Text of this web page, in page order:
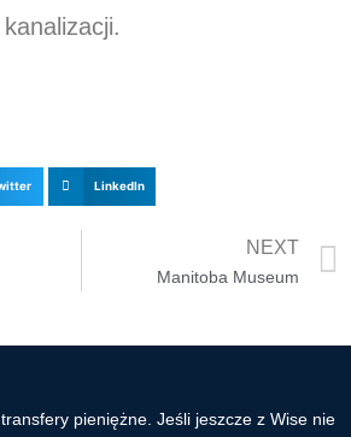
LinkedIn
NEXT
Manitoba Museum
pieniężne. Jeśli jeszcze z Wise nie